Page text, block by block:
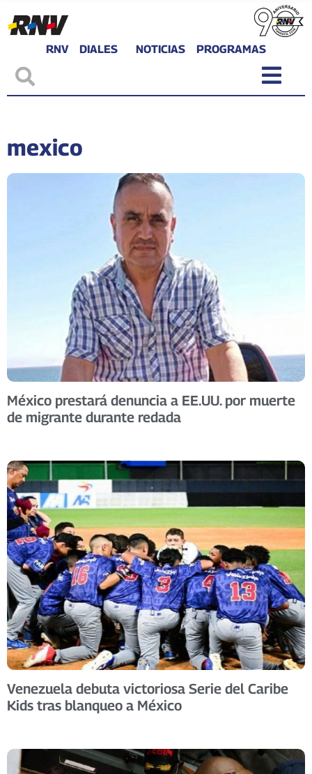
RNV DIALES NOTICIAS PROGRAMAS
mexico
México prestará denuncia a EE.UU. por muerte
de migrante durante redada
Venezuela debuta victoriosa Serie del Caribe
Kids tras blanqueo a México